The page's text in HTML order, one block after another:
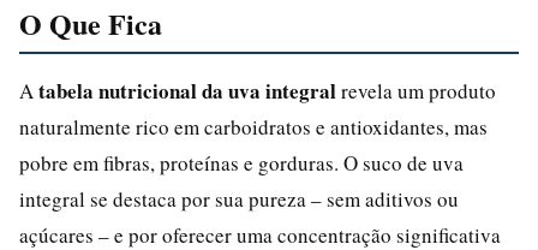
O Que Fica
A tabela nutricional da uva integralrevela um produto
naturalmente rico em carboidratos e antioxidantes, mas
pobre em fibras, proteínas e gorduras. O suco de uva
integral se destaca por sua pureza – sem aditivos ou
açúcares – e por oferecer uma concentração significativa